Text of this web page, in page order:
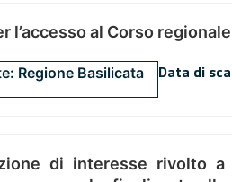
l’accesso al Corso
Regione Basilicata Data di
di interesse rivolto